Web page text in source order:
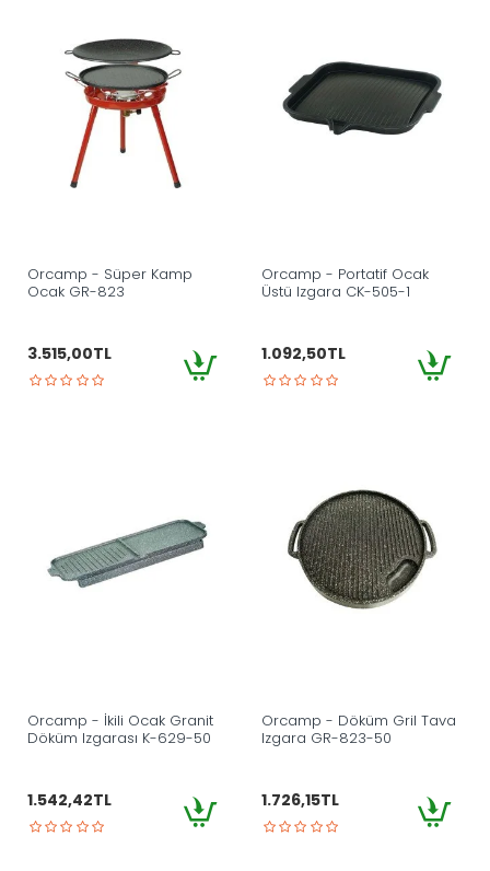
Orcamp - Süper Kamp
Ocak GR-823
3.515,00TL
Orcamp - Portatif Ocak
Üstü Izgara CK-505-1
1.092,50TL
Orcamp - İkili Ocak Granit
Döküm Izgarası K-629-50
1.542,42TL
Orcamp - Döküm Gril Tava
Izgara GR-823-50
1.726,15TL